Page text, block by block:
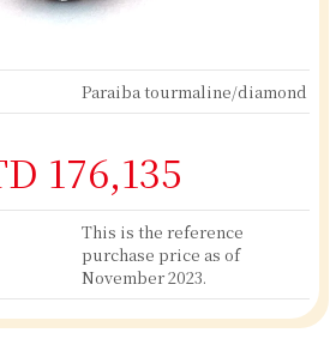
Paraiba tourmaline/diamond
176,135
This is the reference
purchase price as of
November 2023.